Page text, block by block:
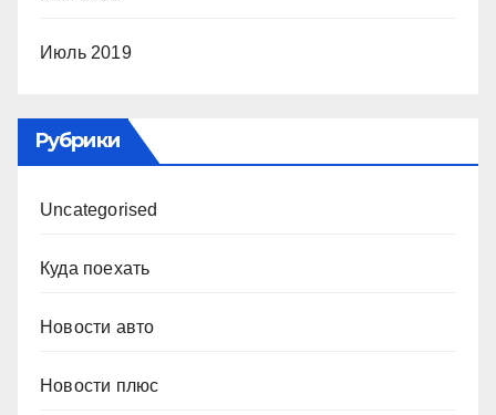
Июль 2019
Рубрики
Uncategorised
Куда поехать
Новости авто
Новости плюс